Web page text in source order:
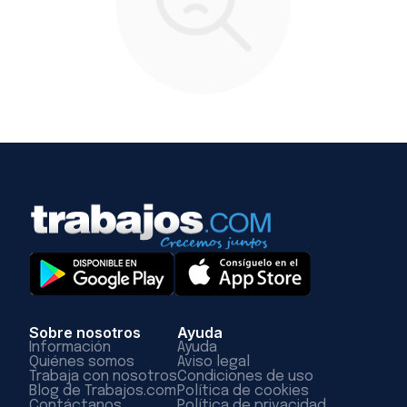
Sobre nosotros
Información
Quiénes somos
Trabaja con nosotros
Blog de Trabajos.com
Ayuda
Ayuda
Aviso legal
Condiciones de uso
Política de cookies